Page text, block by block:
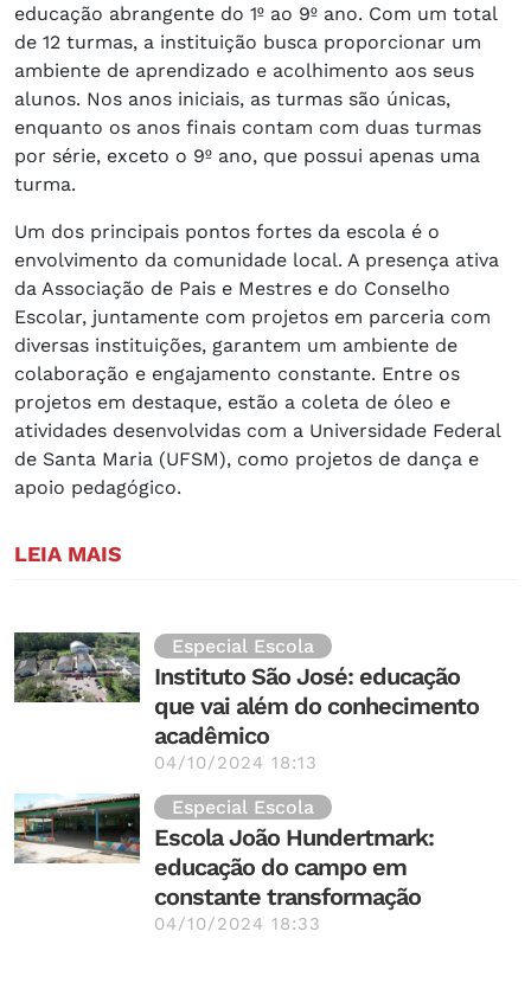
educação abrangente do 1º ao 9º ano. Com um total
de 12 turmas, a instituição busca proporcionar um
ambiente de aprendizado e acolhimento aos seus
alunos. Nos anos iniciais, as turmas são únicas,
enquanto os anos finais contam com duas turmas
por série, exceto o 9º ano, que possui apenas uma
turma.
Um dos principais pontos fortes da escola é o
envolvimento da comunidade local. A presença ativa
da Associação de Pais e Mestres e do Conselho
Escolar, juntamente com projetos em parceria com
diversas instituições, garantem um ambiente de
colaboração e engajamento constante. Entre os
projetos em destaque, estão a coleta de óleo e
atividades desenvolvidas com a Universidade Federal
de Santa Maria (UFSM), como projetos de dança e
apoio pedagógico.
LEIA MAIS
Especial Escola
Instituto São José: educação
que vai além do conhecimento
acadêmico
04/10/2024 18:13
Especial Escola
Escola João Hundertmark:
educação do campo em
constante transformação
04/10/2024 18:33